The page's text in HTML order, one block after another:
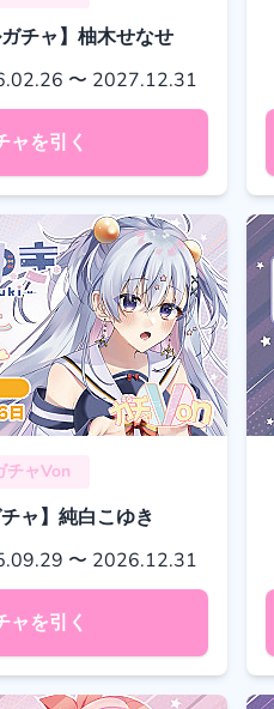
ガチャ】柚木せなせ
〜 2027.12.31
ャを引く
チャVon
チャ】純白こゆき
〜 2026.12.31
ャを引く